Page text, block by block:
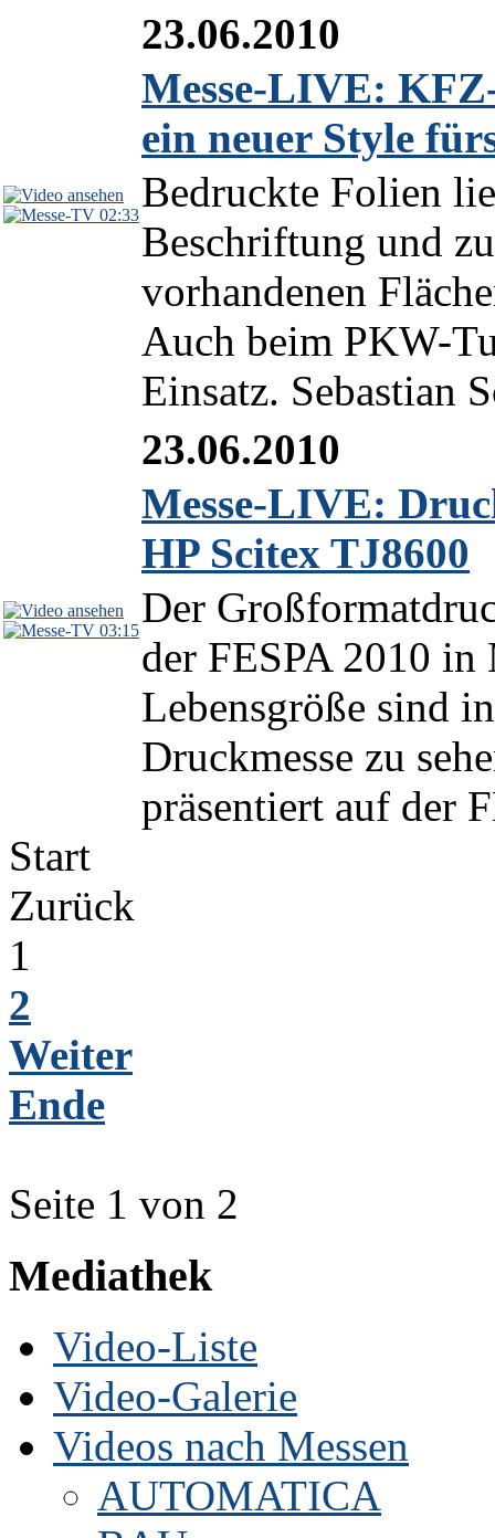
02:33
23.06.2010
Messe-LIVE:
ein neuer Style
Bedruckte Folien
Beschriftung und
vorhandenen
Auch beim PKW-
Einsatz. Sebastian
03:15
23.06.2010
Messe-LIVE:
HP Scitex TJ8600
Der
der FESPA 2010
Lebensgröße sind
Druckmesse zu
präsentiert auf der
Start
Zurück
1
2
Weiter
Ende
Seite 1 von 2
Mediathek
Video-Liste
Video-Galerie
Videos nach Messen
AUTOMATICA